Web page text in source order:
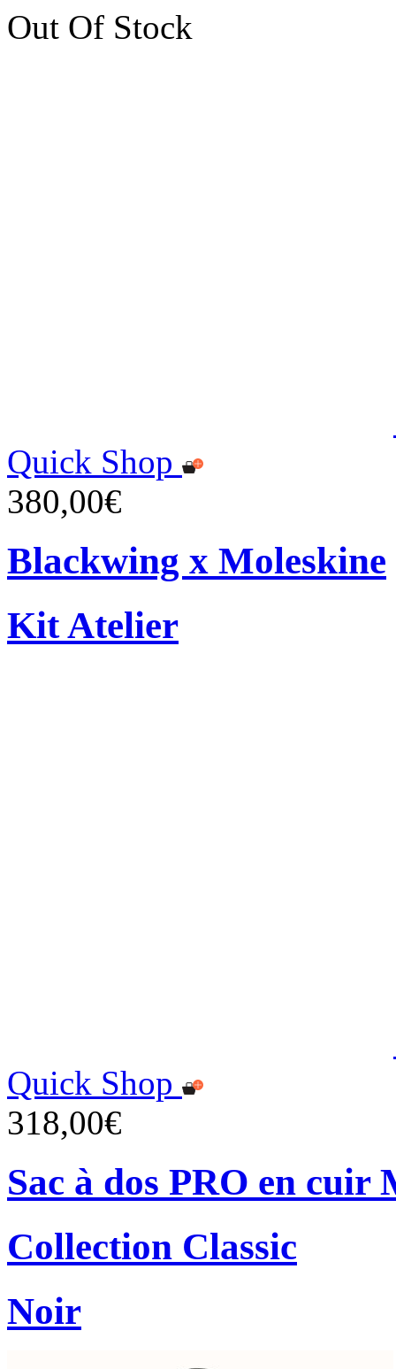
Out Of Stock
Quick Shop
380,00€
Blackwing x Moleskine
Kit Atelier
Quick Shop
318,00€
Sac à dos PRO en cuir
Collection Classic
Noir